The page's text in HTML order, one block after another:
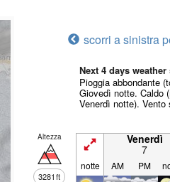
scorri a sinistra
Next 4 days
Pioggia abbondante
Giovedì notte. Caldo
Venerdì notte). Vento
Altezza
3281ft
Venerdì
7
notte AM PM